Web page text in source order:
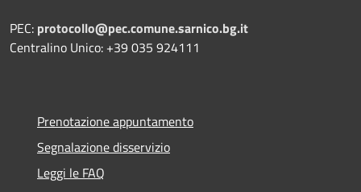
PEC: protocollo@pec.comune.sarnico.bg.it
Centralino Unico: +39 035 924111
Prenotazione appuntamento
Segnalazione disservizio
Leggi le FAQ